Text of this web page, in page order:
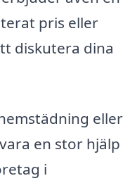
pris eller
diskutera dina
eller
en stor hjälp
i